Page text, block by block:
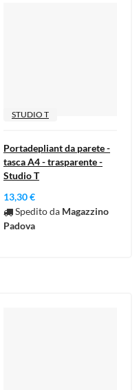
STUDIO T
Portadepliant da parete -
tasca A4 - trasparente -
Studio T
13,30 €
Spedito da Magazzino
Padova